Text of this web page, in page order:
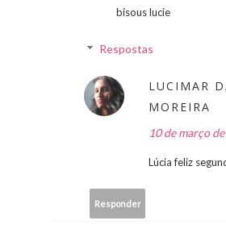
bisous lucie
Respostas
LUCIMAR
MOREIRA
10 de março
Lúcia feliz
Responder